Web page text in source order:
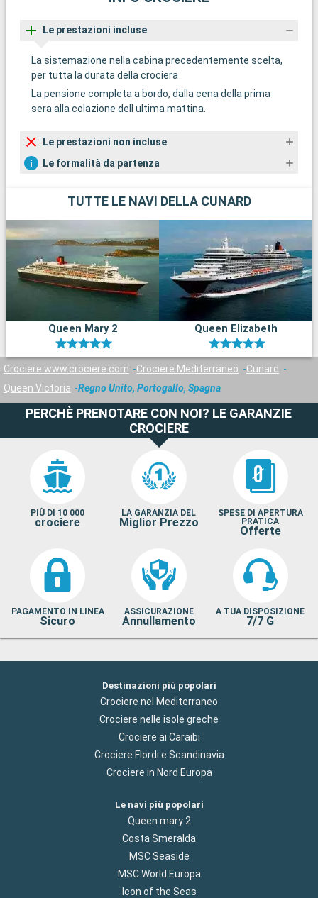
Le prestazioni incluse
La sistemazione nella cabina precedentemente scelta,
per tutta la durata della crociera
La pensione completa a bordo, dalla cena della prima
sera alla colazione dell ultima mattina.
Le prestazioni non incluse
Le formalità da partenza
TUTTE LE NAVI DELLA CUNARD
Queen Mary 2 Queen Elizabeth
Crociere www.crociere.com Crociere Mediterraneo
Cunard
Queen Victoria
Regno Unito, Portogallo, Spagna
PERCHÈ PRENOTARE CON NOI? LE GARANZIE
CROCIERE
PIÙ DI 10 000
crociere
LA GARANZIA DEL
Miglior Prezzo
SPESE DI APERTURA
PRATICA
Offerte
PAGAMENTO IN LINEA
Sicuro
ASSICURAZIONE
Annullamento
A TUA DISPOSIZIONE
7/7 G
Destinazioni più popolari
Crociere nel Mediterraneo
Crociere nelle isole greche
Crociere ai Caraibi
Crociere Flordi e Scandinavia
Crociere in Nord Europa
Le navi più popolari
Queen mary 2
Costa Smeralda
MSC Seaside
MSC World Europa
Icon of the Seas